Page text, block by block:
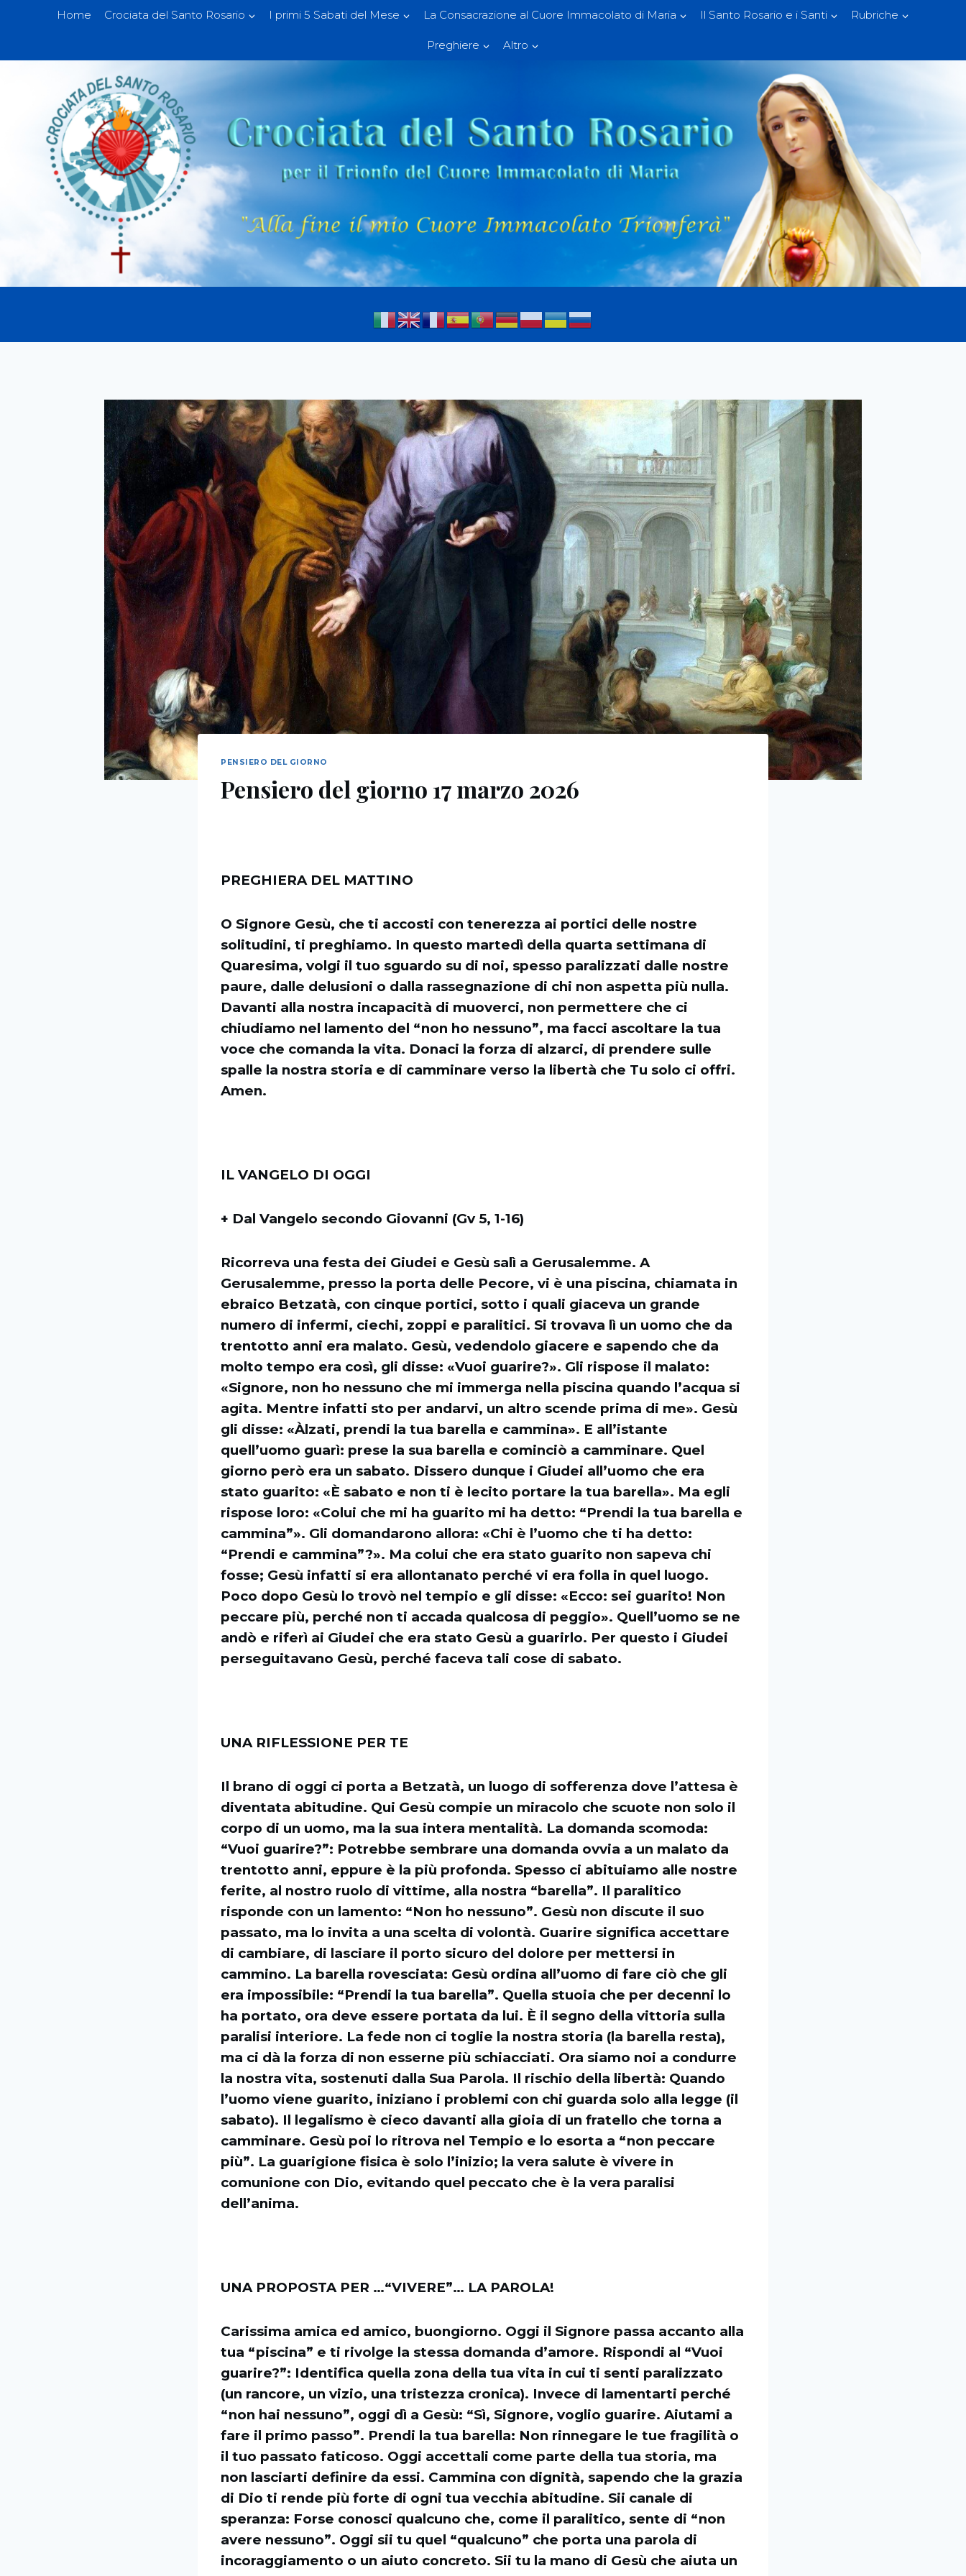
Home Crociata del Santo Rosario I primi 5 Sabati del Mese La Consacrazione al Cuore Immacolato di Maria Il Santo Rosario e i Santi Rubriche
Preghiere Altro
PENSIERO DEL GIORNO
Pensiero del giorno 17 marzo 2026
PREGHIERA DEL MATTINO
O Signore Gesù, che ti accosti con tenerezza ai portici delle nostre
solitudini, ti preghiamo. In questo martedì della quarta settimana di
Quaresima, volgi il tuo sguardo su di noi, spesso paralizzati dalle nostre
paure, dalle delusioni o dalla rassegnazione di chi non aspetta più nulla.
Davanti alla nostra incapacità di muoverci, non permettere che ci
chiudiamo nel lamento del “non ho nessuno”, ma facci ascoltare la tua
voce che comanda la vita. Donaci la forza di alzarci, di prendere sulle
spalle la nostra storia e di camminare verso la libertà che Tu solo ci offri.
Amen.
IL VANGELO DI OGGI
+ Dal Vangelo secondo Giovanni (Gv 5, 1-16)
Ricorreva una festa dei Giudei e Gesù salì a Gerusalemme. A
Gerusalemme, presso la porta delle Pecore, vi è una piscina, chiamata in
ebraico Betzatà, con cinque portici, sotto i quali giaceva un grande
numero di infermi, ciechi, zoppi e paralitici. Si trovava lì un uomo che da
trentotto anni era malato. Gesù, vedendolo giacere e sapendo che da
molto tempo era così, gli disse: «Vuoi guarire?». Gli rispose il malato:
«Signore, non ho nessuno che mi immerga nella piscina quando l’acqua si
agita. Mentre infatti sto per andarvi, un altro scende prima di me». Gesù
gli disse: «Àlzati, prendi la tua barella e cammina». E all’istante
quell’uomo guarì: prese la sua barella e cominciò a camminare. Quel
giorno però era un sabato. Dissero dunque i Giudei all’uomo che era
stato guarito: «È sabato e non ti è lecito portare la tua barella». Ma egli
rispose loro: «Colui che mi ha guarito mi ha detto: “Prendi la tua barella e
cammina”». Gli domandarono allora: «Chi è l’uomo che ti ha detto:
“Prendi e cammina”?». Ma colui che era stato guarito non sapeva chi
fosse; Gesù infatti si era allontanato perché vi era folla in quel luogo.
Poco dopo Gesù lo trovò nel tempio e gli disse: «Ecco: sei guarito! Non
peccare più, perché non ti accada qualcosa di peggio». Quell’uomo se ne
andò e riferì ai Giudei che era stato Gesù a guarirlo. Per questo i Giudei
perseguitavano Gesù, perché faceva tali cose di sabato.
UNA RIFLESSIONE PER TE
Il brano di oggi ci porta a Betzatà, un luogo di sofferenza dove l’attesa è
diventata abitudine. Qui Gesù compie un miracolo che scuote non solo il
corpo di un uomo, ma la sua intera mentalità. La domanda scomoda:
“Vuoi guarire?”: Potrebbe sembrare una domanda ovvia a un malato da
trentotto anni, eppure è la più profonda. Spesso ci abituiamo alle nostre
ferite, al nostro ruolo di vittime, alla nostra “barella”. Il paralitico
risponde con un lamento: “Non ho nessuno”. Gesù non discute il suo
passato, ma lo invita a una scelta di volontà. Guarire significa accettare
di cambiare, di lasciare il porto sicuro del dolore per mettersi in
cammino. La barella rovesciata: Gesù ordina all’uomo di fare ciò che gli
era impossibile: “Prendi la tua barella”. Quella stuoia che per decenni lo
ha portato, ora deve essere portata da lui. È il segno della vittoria sulla
paralisi interiore. La fede non ci toglie la nostra storia (la barella resta),
ma ci dà la forza di non esserne più schiacciati. Ora siamo noi a condurre
la nostra vita, sostenuti dalla Sua Parola. Il rischio della libertà: Quando
l’uomo viene guarito, iniziano i problemi con chi guarda solo alla legge (il
sabato). Il legalismo è cieco davanti alla gioia di un fratello che torna a
camminare. Gesù poi lo ritrova nel Tempio e lo esorta a “non peccare
più”. La guarigione fisica è solo l’inizio; la vera salute è vivere in
comunione con Dio, evitando quel peccato che è la vera paralisi
dell’anima.
UNA PROPOSTA PER …“VIVERE”… LA PAROLA!
Carissima amica ed amico, buongiorno. Oggi il Signore passa accanto alla
tua “piscina” e ti rivolge la stessa domanda d’amore. Rispondi al “Vuoi
guarire?”: Identifica quella zona della tua vita in cui ti senti paralizzato
(un rancore, un vizio, una tristezza cronica). Invece di lamentarti perché
“non hai nessuno”, oggi dì a Gesù: “Sì, Signore, voglio guarire. Aiutami a
fare il primo passo”. Prendi la tua barella: Non rinnegare le tue fragilità o
il tuo passato faticoso. Oggi accettali come parte della tua storia, ma
non lasciarti definire da essi. Cammina con dignità, sapendo che la grazia
di Dio ti rende più forte di ogni tua vecchia abitudine. Sii canale di
speranza: Forse conosci qualcuno che, come il paralitico, sente di “non
avere nessuno”. Oggi sii tu quel “qualcuno” che porta una parola di
incoraggiamento o un aiuto concreto. Sii tu la mano di Gesù che aiuta un